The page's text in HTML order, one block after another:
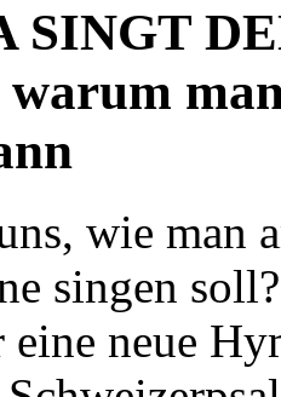
SINGT
warum
wie man
singen
neue